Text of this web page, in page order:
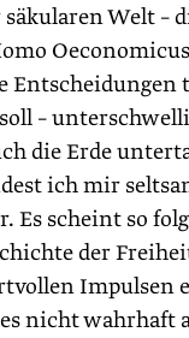
Welt –
Entscheidungen
–
die Erde
ich mir
Es scheint so
der
Impulsen
nicht wahrhaft